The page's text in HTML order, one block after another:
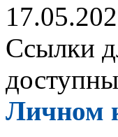
Ссылки
Личном